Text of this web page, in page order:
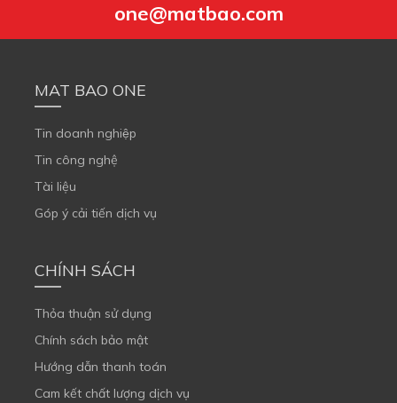
one@matbao.com
MAT BAO ONE
Tin doanh nghiệp
Tin công nghệ
Tài liệu
Góp ý cải tiến dịch vụ
CHÍNH SÁCH
Thỏa thuận sử dụng
Chính sách bảo mật
Hướng dẫn thanh toán
Cam kết chất lượng dịch vụ